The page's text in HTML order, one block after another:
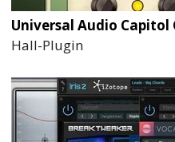
Universal Audio Capitol
Hall-Plugin